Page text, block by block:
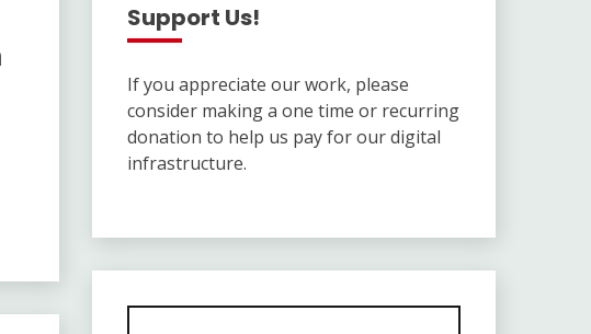
Support Us!
If you appreciate our work, please
consider making a one time or recurring
donation to help us pay for our digital
infrastructure.